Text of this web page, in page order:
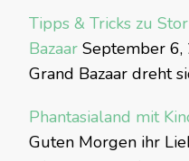
Tipps & Tricks zu
Bazaar September 6,
Grand Bazaar dreht
Phantasialand mit
Guten Morgen ihr